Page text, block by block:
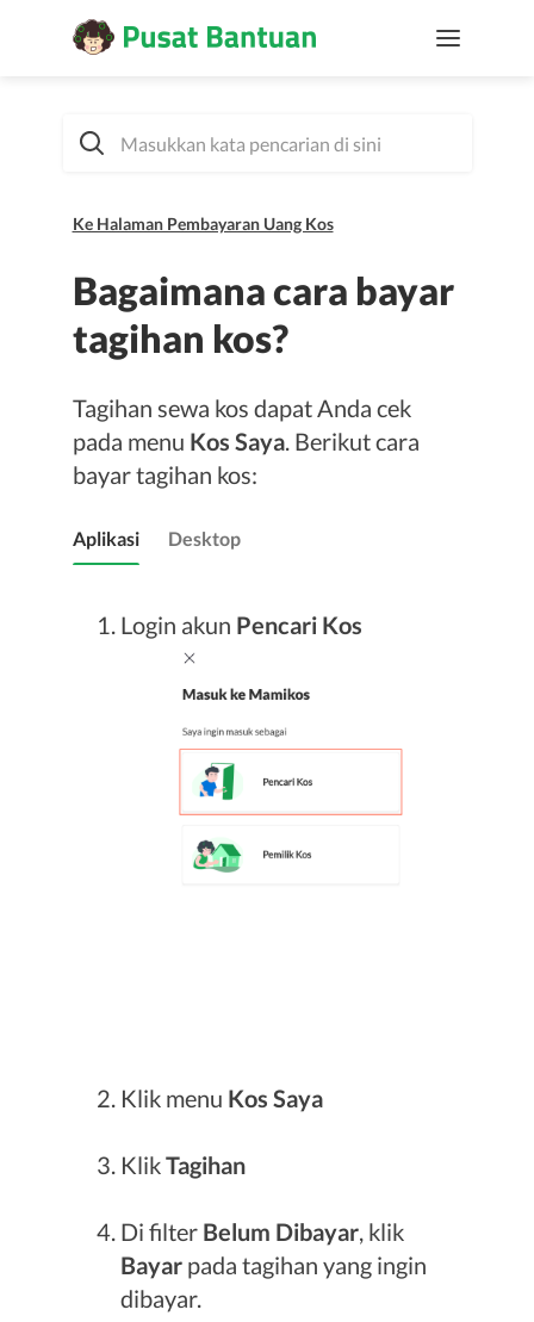
Ke Halaman Pembayaran Uang Kos
Bagaimana cara bayar
tagihan kos?
Tagihan sewa kos dapat Anda cek
pada menu Kos Saya. Berikut cara
bayar tagihan kos:
Aplikasi Desktop
Login akun Pencari Kos
Klik menu Kos Saya
KlikTagihan
Di filter Belum Dibayar, klik
Bayarpada tagihan yang ingin
dibayar.